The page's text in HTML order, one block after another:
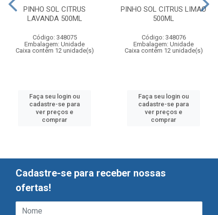
PINHO SOL CITRUS
LAVANDA 500ML
Código: 348075
Embalagem: Unidade
Caixa contém 12 unidade(s)
Faça seu login ou
cadastre-se para
ver preços e
comprar
PINHO SOL CITRUS LIMAO
500ML
Código: 348076
Embalagem: Unidade
Caixa contém 12 unidade(s)
Faça seu login ou
cadastre-se para
ver preços e
comprar
Cadastre-se para receber nossas
ofertas!